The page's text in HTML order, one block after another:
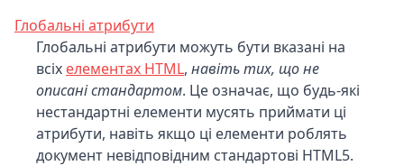
Глобальні атрибути
Глобальні атрибути можуть бути вказані на
всіх елементах HTML, навіть тих, що не
описані стандартом. Це означає, що будь-які
нестандартні елементи мусять приймати ці
атрибути, навіть якщо ці елементи роблять
документ невідповідним стандартові HTML5.